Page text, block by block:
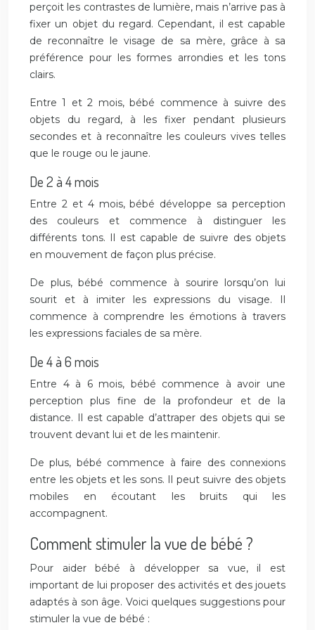
perçoit les contrastes de lumière, mais n’arrive pas à
fixer un objet du regard. Cependant, il est capable
de reconnaître le visage de sa mère, grâce à sa
préférence pour les formes arrondies et les tons
clairs.
Entre 1 et 2 mois, bébé commence à suivre des
objets du regard, à les fixer pendant plusieurs
secondes et à reconnaître les couleurs vives telles
que le rouge ou le jaune.
De 2 à 4 mois
Entre 2 et 4 mois, bébé développe sa perception
des couleurs et commence à distinguer les
différents tons. Il est capable de suivre des objets
en mouvement de façon plus précise.
De plus, bébé commence à sourire lorsqu’on lui
sourit et à imiter les expressions du visage. Il
commence à comprendre les émotions à travers
les expressions faciales de sa mère.
De 4 à 6 mois
Entre 4 à 6 mois, bébé commence à avoir une
perception plus fine de la profondeur et de la
distance. Il est capable d’attraper des objets qui se
trouvent devant lui et de les maintenir.
De plus, bébé commence à faire des connexions
entre les objets et les sons. Il peut suivre des objets
mobiles en écoutant les bruits qui les
accompagnent.
Comment stimuler la vue de bébé ?
Pour aider bébé à développer sa vue, il est
important de lui proposer des activités et des jouets
adaptés à son âge. Voici quelques suggestions pour
stimuler la vue de bébé :